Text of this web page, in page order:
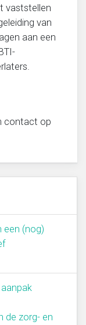
vaststellen
van
aan een
contact op
een (nog)
de zorg- en